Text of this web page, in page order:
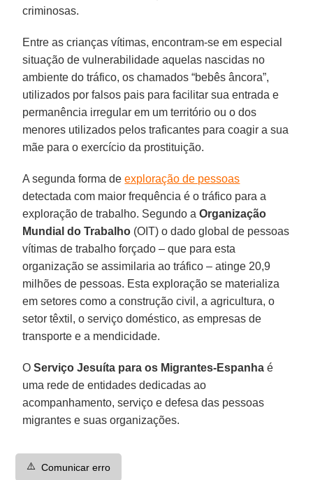
criminosas.
Entre as crianças vítimas, encontram-se em especial
situação de vulnerabilidade aquelas nascidas no
ambiente do tráfico, os chamados “bebês âncora”,
utilizados por falsos pais para facilitar sua entrada e
permanência irregular em um território ou o dos
menores utilizados pelos traficantes para coagir a sua
mãe para o exercício da prostituição.
A segunda forma deexploração de pessoas
detectada com maior frequência é o tráfico para a
exploração de trabalho. Segundo aOrganização
Mundial do Trabalho (OIT) o dado global de pessoas
vítimas de trabalho forçado – que para esta
organização se assimilaria ao tráfico – atinge 20,9
milhões de pessoas. Esta exploração se materializa
em setores como a construção civil, a agricultura, o
setor têxtil, o serviço doméstico, as empresas de
transporte e a mendicidade.
OServiço Jesuíta para os Migrantes-Espanha é
uma rede de entidades dedicadas ao
acompanhamento, serviço e defesa das pessoas
migrantes e suas organizações.
⚠️ Comunicar erro